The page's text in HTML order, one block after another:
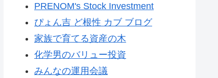
PRENOM's Stock Investment
ぴょん吉 ど根性 カブ ブログ
家族で育てる資産の木
化学男のバリュー投資
みんなの運用会議